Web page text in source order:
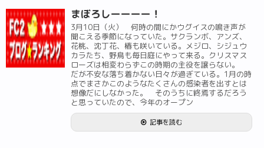
まぼろしーーーー！
3月10日（火） 何時の間にかウグイスの鳴き声が
聞こえる季節になっていた。サクランボ、アンズ、
花桃、沈丁花、椿も咲いている。メジロ、シジュウ
カラたち、野鳥も毎日庭にやって来る。クリスマス
ローズは相変わらずこの時期の主役を譲らない。
だが不安な落ち着かない日々が過ぎている。1月の時
点でまさかこのようなたくさんの感染者を出すとは
想像だにしなかった。 そのうちに終焉するだろう
と思っていたので、今年のオープン
記事を読む